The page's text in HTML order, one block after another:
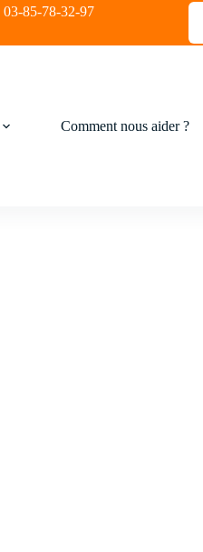
03-85-78-32-97
Comment nous aider ?